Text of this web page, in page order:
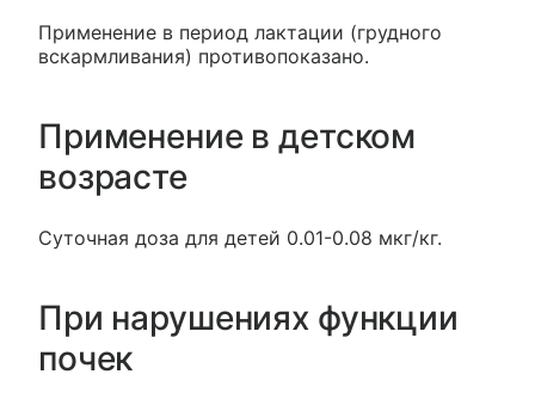
Применение в период лактации (грудного
вскармливания) противопоказано.
Применение в детском
возрасте
Суточная доза для детей 0.01-0.08 мкг/кг.
При нарушениях функции
почек